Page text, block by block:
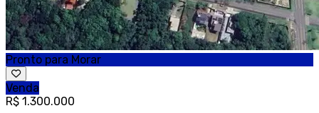
Pronto para Morar
Venda
R$ 1.300.000